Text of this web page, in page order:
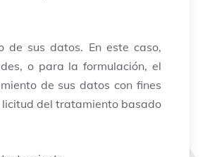
de sus datos. En este caso,
o para la formulación, el
de sus datos con fines
licitud del tratamiento basado